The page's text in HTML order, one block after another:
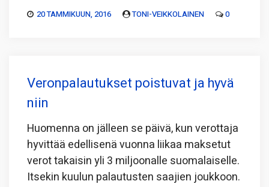
20 TAMMIKUUN, 2016 TONI-VEIKKOLAINEN 0
Veronpalautukset poistuvat ja hyvä
niin
Huomenna on jälleen se päivä, kun verottaja
hyvittää edellisenä vuonna liikaa maksetut
verot takaisin yli 3 miljoonalle suomalaiselle.
Itsekin kuulun palautusten saajien joukkoon.